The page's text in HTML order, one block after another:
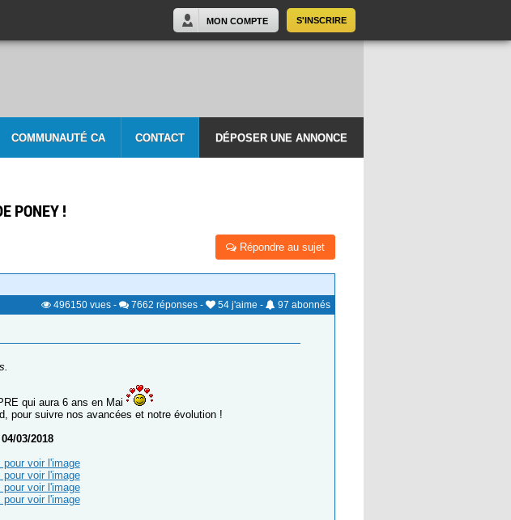
S'INSCRIRE
MON COMPTE
COMMUNAUTÉ CA CONTACT DÉPOSER UNE ANNONCE
PONEY !
Répondre au sujet
496150 vues - 7662 réponses - 54 j'aime - 97 abonnés
qui aura 6 ans en Mai
pour suivre nos avancées et notre évolution !
04/03/2018
pour voir l'image
pour voir l'image
pour voir l'image
pour voir l'image